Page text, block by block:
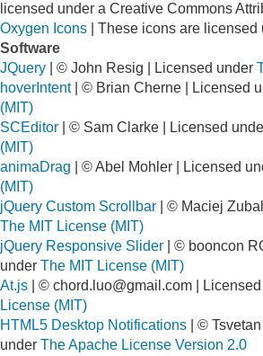
licensed under a Creative Commons
Oxygen Icons | These icons are licensed
Software
JQuery | © John Resig | Licensed under
hoverIntent| © Brian Cherne | Licensed
(MIT)
SCEditor | © Sam Clarke | Licensed
(MIT)
animaDrag | © Abel Mohler | Licensed
(MIT)
jQuery Custom Scrollbar | © Maciej
The MIT License (MIT)
jQuery Responsive Slider | © booncon
under The MIT License (MIT)
At.js | © chord.luo@gmail.com |
License (MIT)
HTML5 Desktop Notifications | ©
under The Apache License Version 2.0